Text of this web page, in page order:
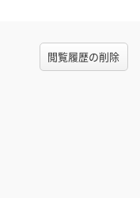
閲覧履歴の削除